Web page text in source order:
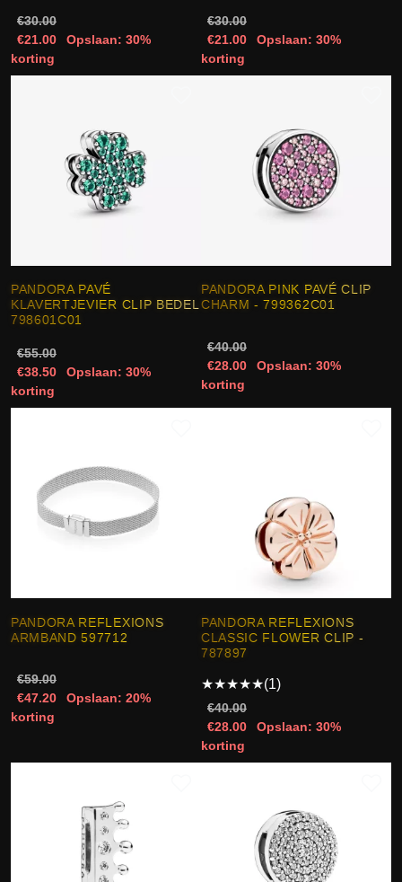
€30.00
€21.00
Opslaan: 30%
korting
€30.00
€21.00
Opslaan: 30%
korting
PANDORA PAVÉ
KLAVERTJEVIER CLIP BEDEL
798601C01
€55.00
€38.50
Opslaan: 30%
korting
PANDORA PINK PAVÉ CLIP
CHARM - 799362C01
€40.00
€28.00
Opslaan: 30%
korting
PANDORA REFLEXIONS
ARMBAND 597712
€59.00
€47.20
Opslaan: 20%
korting
PANDORA REFLEXIONS
CLASSIC FLOWER CLIP -
787897
★★★★★(1)
€40.00
€28.00
Opslaan: 30%
korting